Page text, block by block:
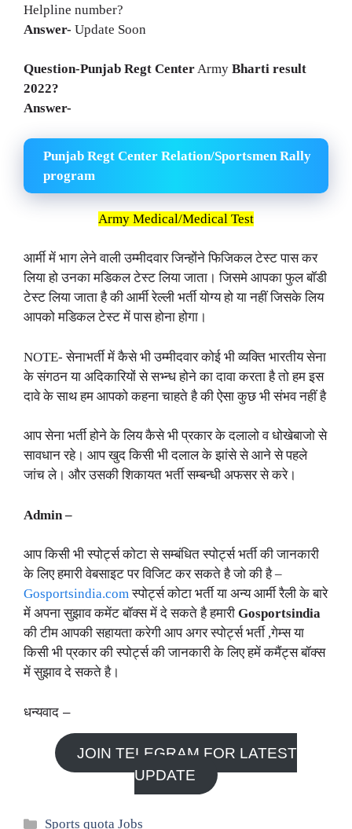
Helpline number?
Answer- Update Soon
Question-Punjab Regt CenterArmy Bharti result
2022?
Answer-
Punjab Regt Center Relation/Sportsmen Rally
program
Army Medical/Medical Test
आर्मी में भाग लेने वाली उम्मीदवार जिन्होंने फिजिकल टेस्ट पास कर
लिया हो उनका मडिकल टेस्ट लिया जाता। जिसमे आपका फुल बॉडी
टेस्ट लिया जाता है की आर्मी रेल्ली भर्ती योग्य हो या नहीं जिसके लिय
आपको मडिकल टेस्ट में पास होना होगा।
NOTE- सेनाभर्ती में कैसे भी उम्मीदवार कोई भी व्यक्ति भारतीय सेना
के संगठन या अदिकारियों से सभ्न्ध होने का दावा करता है तो हम इस
दावे के साथ हम आपको कहना चाहते है की ऐसा कुछ भी संभव नहीं है
आप सेना भर्ती होने के लिय कैसे भी प्रकार के दलालो व धोखेबाजो से
सावधान रहे। आप खुद किसी भी दलाल के झांसे से आने से पहले
जांच ले। और उसकी शिकायत भर्ती सम्बन्धी अफसर से करे।
Admin –
आप किसी भी स्पोर्ट्स कोटा से सम्बंधित स्पोर्ट्स भर्ती की जानकारी
के लिए हमारी वेबसाइट पर विजिट कर सकते है जो की है –
Gosportsindia.comस्पोर्ट्स कोटा भर्ती या अन्य आर्मी रैली के बारे
में अपना सुझाव कमेंट बॉक्स में दे सकते है हमारी Gosportsindia
की टीम आपकी सहायता करेगी आप अगर स्पोर्ट्स भर्ती ,गेम्स या
किसी भी प्रकार की स्पोर्ट्स की जानकारी के लिए हमें कमैंट्स बॉक्स
में सुझाव दे सकते है।
धन्यवाद –
JOIN TELEGRAM FOR LATEST
UPDATE
Categories
Sports quota Jobs